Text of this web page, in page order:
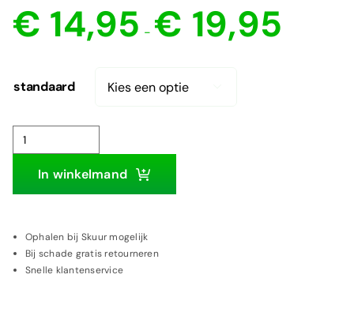
€ 14,95 - € 19,95
standaard
Elvis
Presley
Beeldje
In winkelmand
Ophalen bij Skuur mogelijk
Bij schade gratis retourneren
Snelle klantenservice